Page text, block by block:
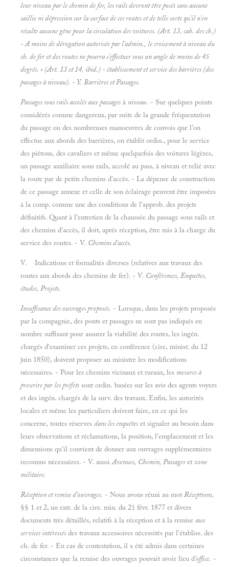
leur niveau par le chemin de fer, les rails devront être posés sans aucune
saillie ni dépression sur la surface de ces routes et de telle sorte qu'il n'en
résulte aucune gêne pour la circulation des voitures. (Art. 13, cah. des ch.)
- A moins de dérogation autorisée par l'admin., le croisement à niveau du
ch. de fer et des routes ne pourra s'effectuer sous un angle de moins de 45
degrés. » (Art. 13 et 14, ibid.) -établissement et service des barrières (des
passagesà niveau). - Y. BarrièresetPassages.
Passages sous rails accolés aux passages à niveau. - Sur quelques points
considérés comme dangereux, par suite de la grande fréquentation
du passage ou des nombreuses manoeuvres de convois que l'on
effectue aux abords des barrières, on établit ordin., pour le service
des piétons, des cavaliers et même quelquefois des voitures légères,
un passage auxiliaire sous rails, accolé au pass, à niveau et relié avec
la route par de petits chemins d'accès. - La dépense de construction
de ce passage annexe et celle de son éclairage peuvent être imposées
à la comp. comme une des conditions de l'approb. des projets
définitifs. Quant à l'entretien de la chaussée du passage sous rails et
des chemins d'accès, il doit, après réception, être mis à la charge du
service des routes. - V. Chemins d'accès.
V. Indications et formalités diverses (relatives aux travaux des
routes aux abords des chemins de fer). - V. Conférences, Enquêtes,
études, Projets.
Insuffisance des ouvrages proposés. - Lorsque, dans les projets proposés
par la compagnie, des ponts et passages ne sont pas indiqués en
nombre suffisant pour assurer la viabilité des routes, les ingén.
chargés d'examiner ces projets, en conférence (cire, minist. du 12
juin 1850), doivent proposer au ministre les modifications
nécessaires. - Pour les chemins vicinaux et ruraux, les mesures à
prescrire par les préfets sont ordin. basées sur les avis des agents voyers
et des ingén. chargés de la surv. des travaux. Enfin, les autorités
locales et même les particuliers doivent faire, en ce qui les
concerne, toutes réserves dans les enquêtes et signaler au besoin dans
leurs observations et réclamations, la position, l'emplacement et les
dimensions qu'il convient de donner aux ouvrages supplémentaires
reconnus nécessaires. - V. aussiAvenues, Chemin, Passages etzone
militaire.
Réception et remise d'ouvrages. - Nous avons réuni au motRéceptions,
§§ 1 et 2, un extr. de la cire. min. du 21 févr. 1877 et divers
documents très détaillés, relatifs à la réception et à la remise aux
services intéressés des travaux accessoires nécessités par l'établiss. des
ch. de fer. - En cas de contestation, il a été admis dans certaines
circonstances que la remise des ouvrages pouvait avoir lieu d'office. -